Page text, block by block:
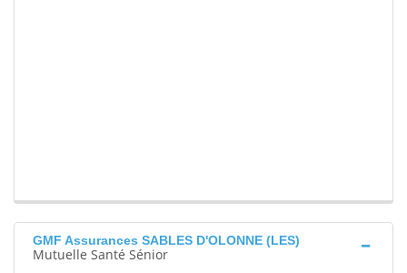
GMF Assurances SABLES D'OLONNE (LES)
Mutuelle Santé Sénior